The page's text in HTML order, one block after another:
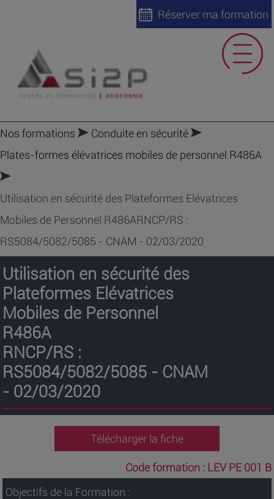
Réserver ma formation
Nos formations
Conduite en sécurité
Plates-formes élévatrices mobiles de personnel R486A
Utilisation en sécurité des Plateformes Elévatrices
Mobiles de Personnel R486ARNCP/RS :
RS5084/5082/5085 - CNAM - 02/03/2020
Utilisation en sécurité des
Plateformes Elévatrices
Mobiles de Personnel
R486A
RNCP/RS :
RS5084/5082/5085 - CNAM
- 02/03/2020
Télécharger la fiche
Code formation :LEV PE 001 B
Objectifs de la Formation :